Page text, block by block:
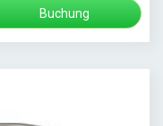
Buchung